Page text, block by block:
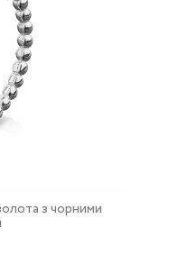
з чорними